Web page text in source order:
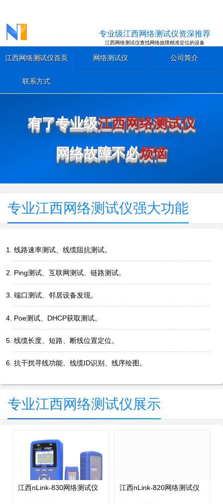
专业级江西网络测试仪资深推荐
江西网络测试仪查找网络故障精准定位的设备
江西网络测试仪首页 网络测试仪 公司简介
联系方式
有了专业级江西网络测试仪
网络故障不必烦恼
专业江西网络测试仪强大功能
线路速率测试、线缆阻抗测试。
Ping测试、互联网测试、链路测试。
端口测试、邻居设备发现。
Poe测试、DHCP获取测试。
线缆长度、短路、断线位置定位。
抗干扰寻线功能、线缆ID识别、线序绘图。
专业江西网络测试仪展示
江西nLink-830网络测试仪 江西nLink-820网络测试仪